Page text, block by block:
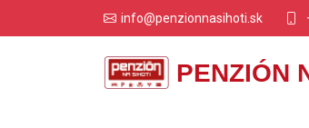
info@penzionnasihoti.sk
PENZIÓN